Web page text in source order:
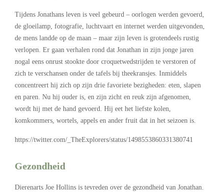
Tijdens Jonathans leven is veel gebeurd – oorlogen werden gevoerd,
de gloeilamp, fotografie, luchtvaart en internet werden uitgevonden,
de mens landde op de maan – maar zijn leven is grotendeels rustig
verlopen. Er gaan verhalen rond dat Jonathan in zijn jonge jaren
nogal eens onrust stookte door croquetwedstrijden te verstoren of
zich te verschansen onder de tafels bij theekransjes. Inmiddels
concentreert hij zich op zijn drie favoriete bezigheden: eten, slapen
en paren. Nu hij ouder is, en zijn zicht en reuk zijn afgenomen,
wordt hij met de hand gevoerd. Hij eet het liefste kolen,
komkommers, wortels, appels en ander fruit dat in het seizoen is.
https://twitter.com/_TheExplorers/status/1498553860331380741
Gezondheid
Dierenarts Joe Hollins is tevreden over de gezondheid van Jonathan.